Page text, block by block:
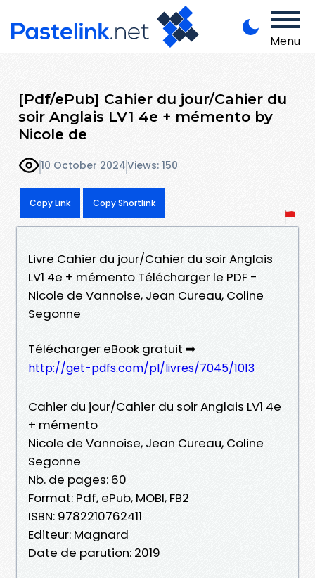
Menu
[Pdf/ePub] Cahier du jour/Cahier du
soir Anglais LV1 4e + mémento by
Nicole de
10 October 2024Views: 150
Copy Link Copy Shortlink
Livre Cahier du jour/Cahier du soir Anglais
LV1 4e + mémento Télécharger le PDF -
Nicole de Vannoise, Jean Cureau, Coline
Segonne
Télécharger eBook gratuit ➡
http://get-pdfs.com/pl/livres/7045/1013
Cahier du jour/Cahier du soir Anglais LV1 4e
+ mémento
Nicole de Vannoise, Jean Cureau, Coline
Segonne
Nb. de pages: 60
Format: Pdf, ePub, MOBI, FB2
ISBN: 9782210762411
Editeur: Magnard
Date de parution: 2019